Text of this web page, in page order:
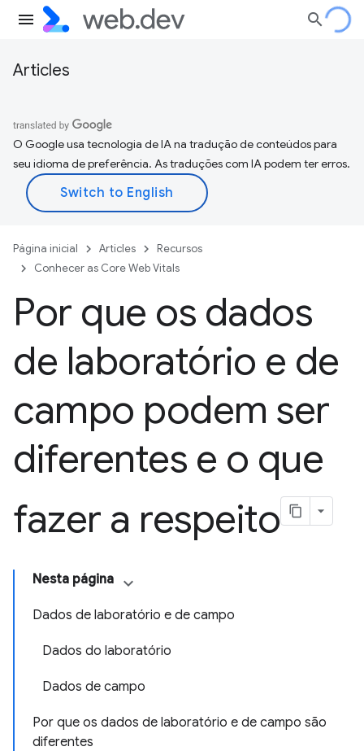
Articles
O Google usa tecnologia de IA na tradução de conteúdos para
seu idioma de preferência. As traduções com IA podem ter erros.
Página inicial Articles
Recursos
Conhecer as Core Web Vitals
Por que os dados
de laboratório e de
campo podem ser
diferentes e o que
fazer a respeito
Nesta página
Dados de laboratório e de campo
Dados do laboratório
Dados de campo
Por que os dados de laboratório e de campo são
diferentes